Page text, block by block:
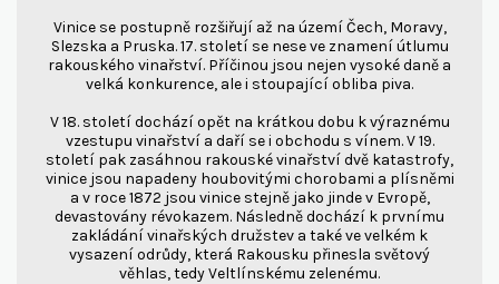
Vinice se postupně rozšiřují až na území Čech, Moravy,
Slezska a Pruska. 17. století se nese ve znamení útlumu
rakouského vinařství. Příčinou jsou nejen vysoké daně a
velká konkurence, ale i stoupající obliba piva.
V 18. století dochází opět na krátkou dobu k výraznému
vzestupu vinařství a daří se i obchodu s vínem. V 19.
století pak zasáhnou rakouské vinařství dvě katastrofy,
vinice jsou napadeny houbovitými chorobami a plísněmi
a v roce 1872 jsou vinice stejně jako jinde v Evropě,
devastovány révokazem. Následně dochází k prvnímu
zakládání vinařských družstev a také ve velkém k
vysazení odrůdy, která Rakousku přinesla světový
věhlas, tedy Veltlínskému zelenému.